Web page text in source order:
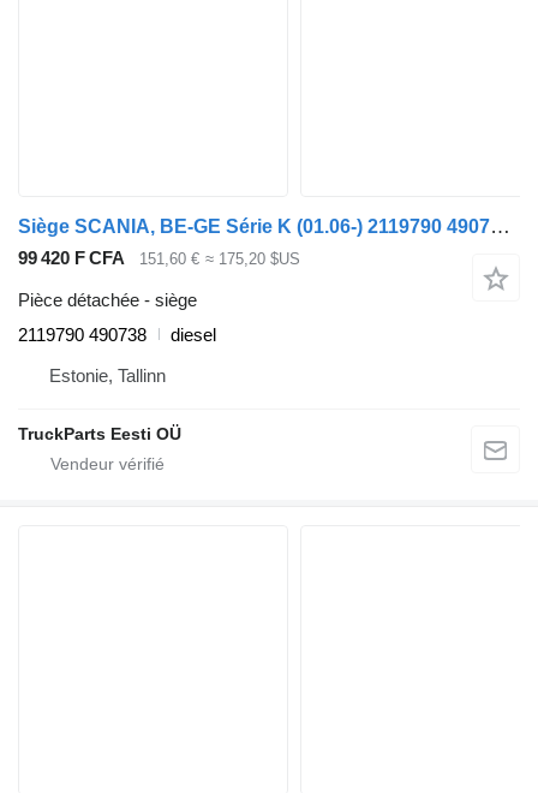
Siège SCANIA, BE-GE Série K (01.06-) 2119790 490738 pour Scania K,N,F-series bus (2006-)
99 420 F CFA 151,60 € ≈ 175,20 $US
Pièce détachée - siège
2119790 490738
diesel
Estonie, Tallinn
TruckParts Eesti OÜ